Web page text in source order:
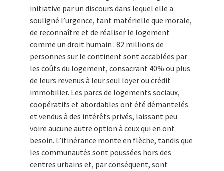
initiative par un discours dans lequel elle a
souligné l’urgence, tant matérielle que morale,
de reconnaître et de réaliser le logement
comme un droit humain : 82 millions de
personnes sur le continent sont accablées par
les coûts du logement, consacrant 40% ou plus
de leurs revenus à leur seul loyer ou crédit
immobilier. Les parcs de logements sociaux,
coopératifs et abordables ont été démantelés
et vendus à des intérêts privés, laissant peu
voire aucune autre option à ceux qui en ont
besoin. L’itinérance monte en flèche, tandis que
les communautés sont poussées hors des
centres urbains et, par conséquent, sont